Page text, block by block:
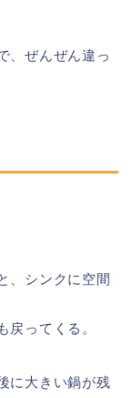
、ぜんぜん違っ
、シンクに空間
戻ってくる。
に大きい鍋が残